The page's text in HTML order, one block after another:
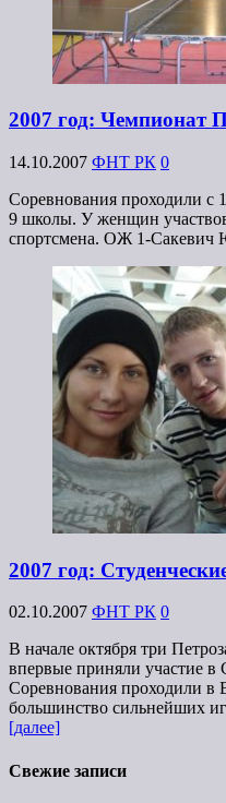
2007 год: Чемпионат
14.10.2007 ФНТ РК 0
Соревнования проходили с
9 школы. У женщин
спортсмена. ОЖ 1-Сакевич
2007 год:
02.10.2007 ФНТ РК 0
В начале октября три
впервые приняли участие в
Соревнования проходили в
большинство сильнейших
[далее]
Свежие записи